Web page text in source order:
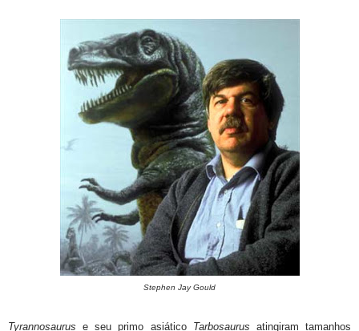
Stephen Jay Gould
Tyrannosauruse seu primo asiático Tarbosaurus atingiram tamanhos